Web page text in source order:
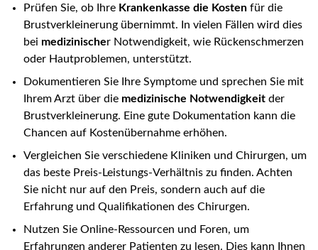
Prüfen Sie, ob Ihre Krankenkasse die Kosten für die
Brustverkleinerung übernimmt. In vielen Fällen wird dies
bei medizinischer Notwendigkeit, wie Rückenschmerzen
oder Hautproblemen, unterstützt.
Dokumentieren Sie Ihre Symptome und sprechen Sie mit
Ihrem Arzt über die medizinische Notwendigkeit der
Brustverkleinerung. Eine gute Dokumentation kann die
Chancen auf Kostenübernahme erhöhen.
Vergleichen Sie verschiedene Kliniken und Chirurgen, um
das beste Preis-Leistungs-Verhältnis zu finden. Achten
Sie nicht nur auf den Preis, sondern auch auf die
Erfahrung und Qualifikationen des Chirurgen.
Nutzen Sie Online-Ressourcen und Foren, um
Erfahrungen anderer Patienten zu lesen. Dies kann Ihnen